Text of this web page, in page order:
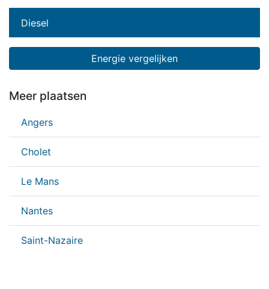
Diesel
Energie vergelijken
Meer plaatsen
Angers
Cholet
Le Mans
Nantes
Saint-Nazaire